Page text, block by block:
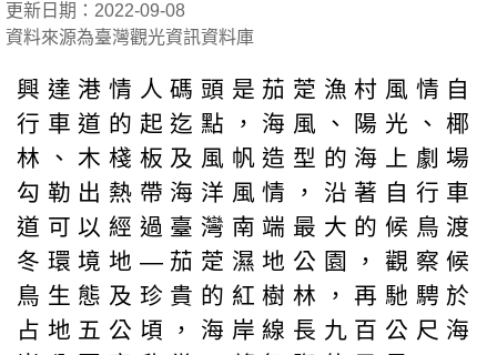
更新日期：2022-09-08
資料來源為臺灣觀光資訊資料庫
興達港情人碼頭是茄萣漁村風情自
行車道的起迄點，海風、陽光、椰
林、木棧板及風帆造型的海上劇場
勾勒出熱帶海洋風情，沿著自行車
道可以經過臺灣南端最大的候鳥渡
冬環境地—茄萣濕地公園，觀察候
鳥生態及珍貴的紅樹林，再馳騁於
占地五公頃，海岸線長九百公尺海